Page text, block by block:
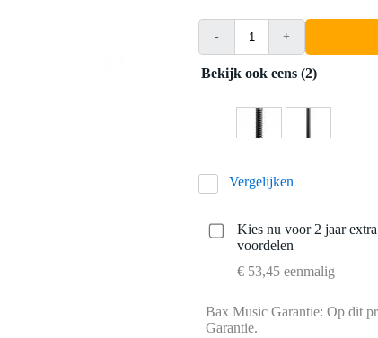
- +
Bekijk ook eens (2)
Vergelijken
Kies nu voor 2 jaar
voordelen
€ 53,45 eenmalig
Bax Music Garantie: Op dit
Garantie.